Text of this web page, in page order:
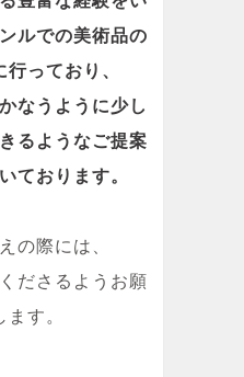
ルでの美術品の
っており、
なうように少し
るようなご提案
ております。
の際には、
ださるようお願
す。